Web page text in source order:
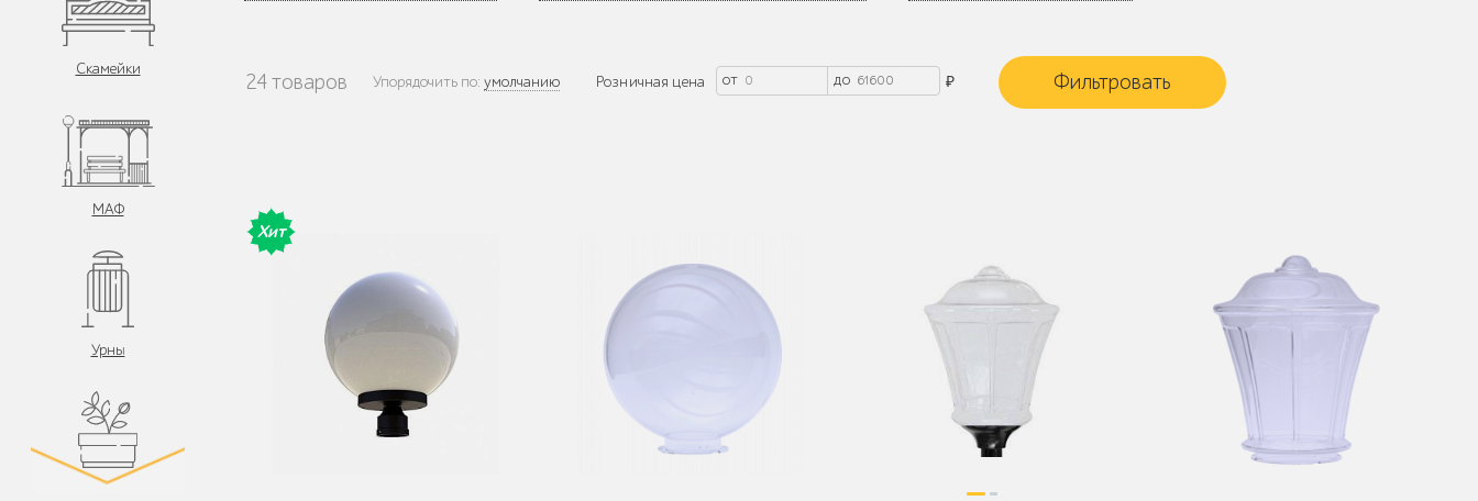
Скамейки
МАФ
Урны
Цветочницы и
24 товаров Упорядочить по: умолчанию Розничная цена от до ₽
Хит